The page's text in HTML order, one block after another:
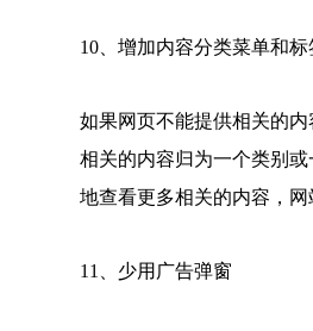
10、增加内容分类菜单和标
如果网页不能提供相关的
相关的内容归为一个类别
地查看更多相关的内容，网
11、少用广告弹窗